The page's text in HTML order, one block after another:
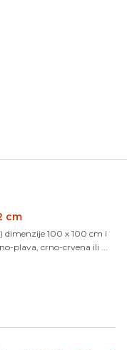
cm
100 x 100 cm i
plava, crno-crvena ili ...